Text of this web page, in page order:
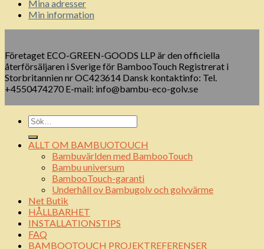
Mina adresser
Min information
Företaget ECO-GREEN-GOODS LLP är den officiella
återförsäljaren i Sverige för BambooTouch Registrerat i
Storbritannien nr OC423614 Dansk kontaktinfo: Tel.
+4550474270 E-mail: info@bambu-eco-golv.se
ALLT OM BAMBUOTOUCH
Bambuvärlden med BambooTouch
Bambu universum
BambooTouch-garanti
Underhåll ov Bambugolv och golvvärme
Net Butik
HÅLLBARHET
INSTALLATIONSTIPS
FAQ
BAMBOOTOUCH PROJEKTREFERENSER